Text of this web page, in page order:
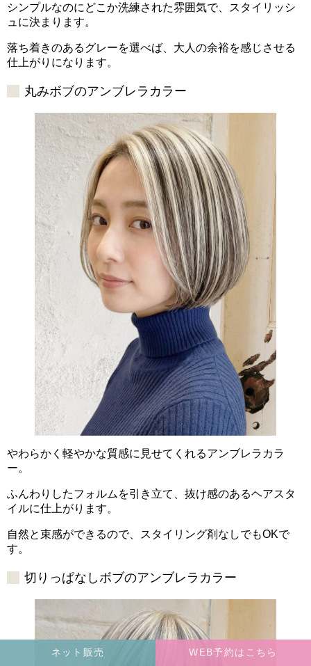
シンプルなのにどこか洗練された雰囲気で、スタイリッシ
ュに決まります。
落ち着きのあるグレーを選べば、大人の余裕を感じさせる
仕上がりになります。
丸みボブのアンブレラカラー
やわらかく軽やかな質感に見せてくれるアンブレラカラ
ー。
ふんわりしたフォルムを引き立て、抜け感のあるヘアスタ
イルに仕上がります。
自然と束感ができるので、スタイリング剤なしでもOKで
す。
切りっぱなしボブのアンブレラカラー
ネット販売 WEB予約はこちら